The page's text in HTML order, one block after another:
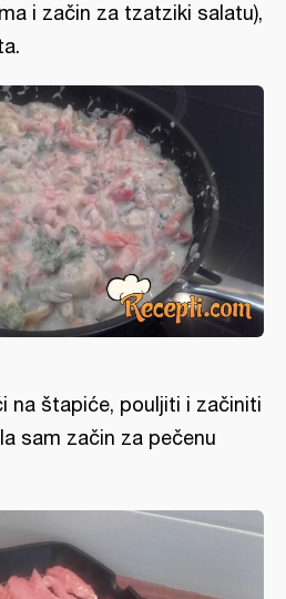
i začin za tzatziki salatu),
na štapiće, pouljiti i začiniti
sam začin za pečenu